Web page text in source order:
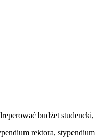
budżet
rektora,